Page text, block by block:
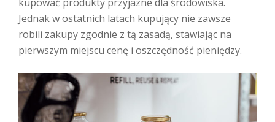
Jednak w ostatnich latach kupujący nie zawsze
robili zakupy zgodnie z tą zasadą, stawiając na
pierwszym miejscu cenę i oszczędność pieniędzy.